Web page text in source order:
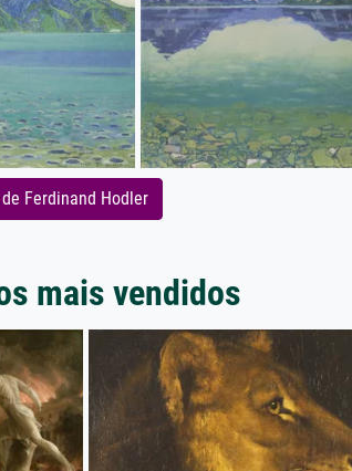
Ferdinand Hodler
mais vendidos